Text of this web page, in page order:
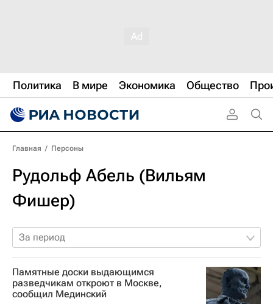
Политика В мире Экономика Общество
Главная / Персоны
Рудольф Абель (Вильям
Фишер)
За период
Памятные доски выдающимся
разведчикам откроют в Москве,
сообщил Мединский